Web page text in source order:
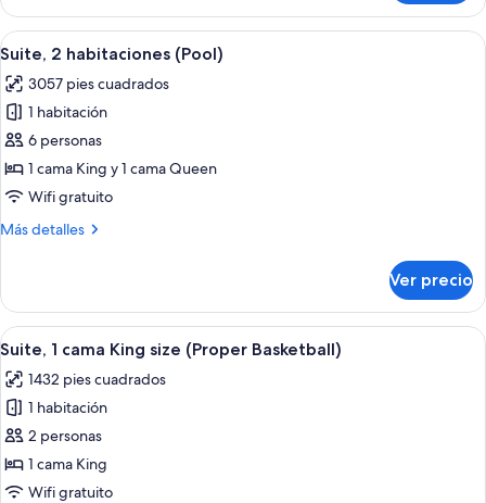
2
habitaciones
(Basketball)
Abrir
todas
las
fotos
de
Suite,
2
(Pool)
Una cama con cabecera y piecera
9
Suite, 2 habitaciones (Pool)
3057 pies cuadrados
1 habitación
6 personas
1 cama King y 1 cama Queen
Wifi gratuito
Más detalles
Más
2
habitaciones
(Pool)
Ver precio
Abrir
todas
las
fotos
de
Suite,
1
Una habitación con un sillón
9
Suite, 1 cama King size (Proper Basketball)
1432 pies cuadrados
1 habitación
2 personas
1 cama King
Wifi gratuito